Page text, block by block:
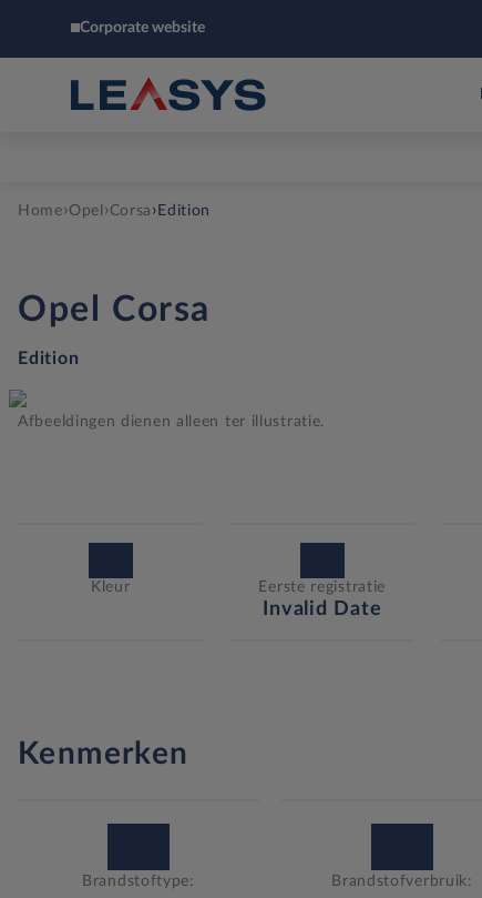
Corporate website
Home›Opel ›Corsa › Edition
Opel Corsa
Edition
Afbeeldingen dienen alleen ter illustratie.
Kleur Eerste registratie
Invalid Date
Kenmerken
Brandstoftype: Brandstofverbruik: